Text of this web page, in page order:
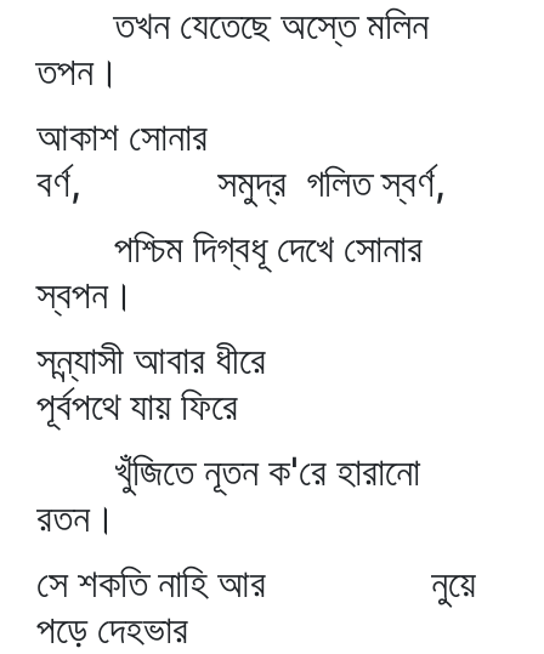
তখন যেতেছে অস্তে মলিন
তপন।
আকাশ সোনার
বর্ণ, সমুদ্র গলিত স্বর্ণ,
পশ্চিম দিগ্বধূ দেখে সোনার
স্বপন।
সন্ন্যাসী আবার ধীরে
পূর্বপথে যায় ফিরে
খুঁজিতে নূতন ক'রে হারানো
রতন।
সে শকতি নাহি আর নুয়ে
পড়ে দেহভার